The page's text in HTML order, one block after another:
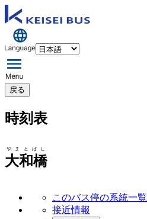
戻る
時刻表
大和橋
やまとばし
このバス停の系統一覧
接近情報